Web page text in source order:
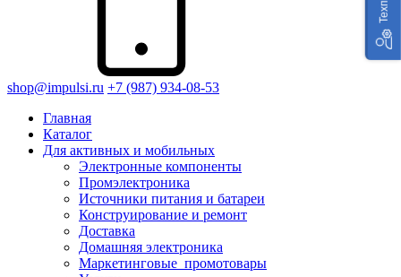
shop@impulsi.ru +7 (987) 934-08-53
Главная
Каталог
Для активных и мобильных
Электронные компоненты
Промэлектроника
Источники питания и батареи
Конструирование и ремонт
Доставка
Домашняя электроника
Маркетинговые_промотовары